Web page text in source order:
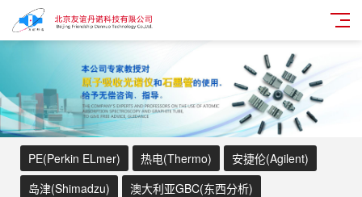
PE(Perkin ELmer) 热电(Thermo)
安捷伦(Agilent)
岛津(Shimadzu)
澳大利亚GBC(东西分析)